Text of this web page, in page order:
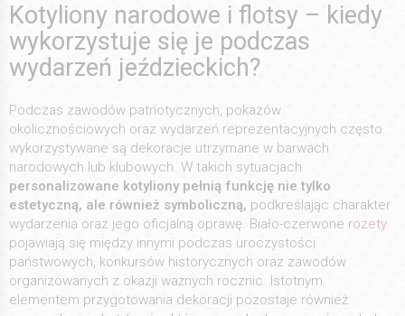
Kotyliony narodowe i flotsy – kiedy
wykorzystuje się je podczas
wydarzeń jeździeckich?
Podczas zawodów patriotycznych, pokazów
okolicznościowych oraz wydarzeń reprezentacyjnych często
wykorzystywane są dekoracje utrzymane w barwach
narodowych lub klubowych. W takich sytuacjach
personalizowane kotyliony pełnią funkcję nie tylko
estetyczną, ale również symboliczną, podkreślając charakter
wydarzenia oraz jego oficjalną oprawę. Biało-czerwone rozety
pojawiają się między innymi podczas uroczystości
państwowych, konkursów historycznych oraz zawodów
organizowanych z okazji ważnych rocznic. Istotnym
elementem przygotowania dekoracji pozostaje również